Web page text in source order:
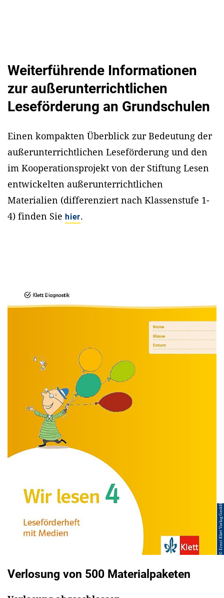
Weiterführende Informationen
zur außerunterrichtlichen
Leseförderung an Grundschulen
Einen kompakten Überblick zur Bedeutung der
außerunterrichtlichen Leseförderung und den
im Kooperationsprojekt von der Stiftung Lesen
entwickelten außerunterrichtlichen
Materialien (differenziert nach Klassenstufe 1-
4) finden Sie hier.
Verlosung von 500 Materialpaketen
© Ernst Klett Verlag GmbH